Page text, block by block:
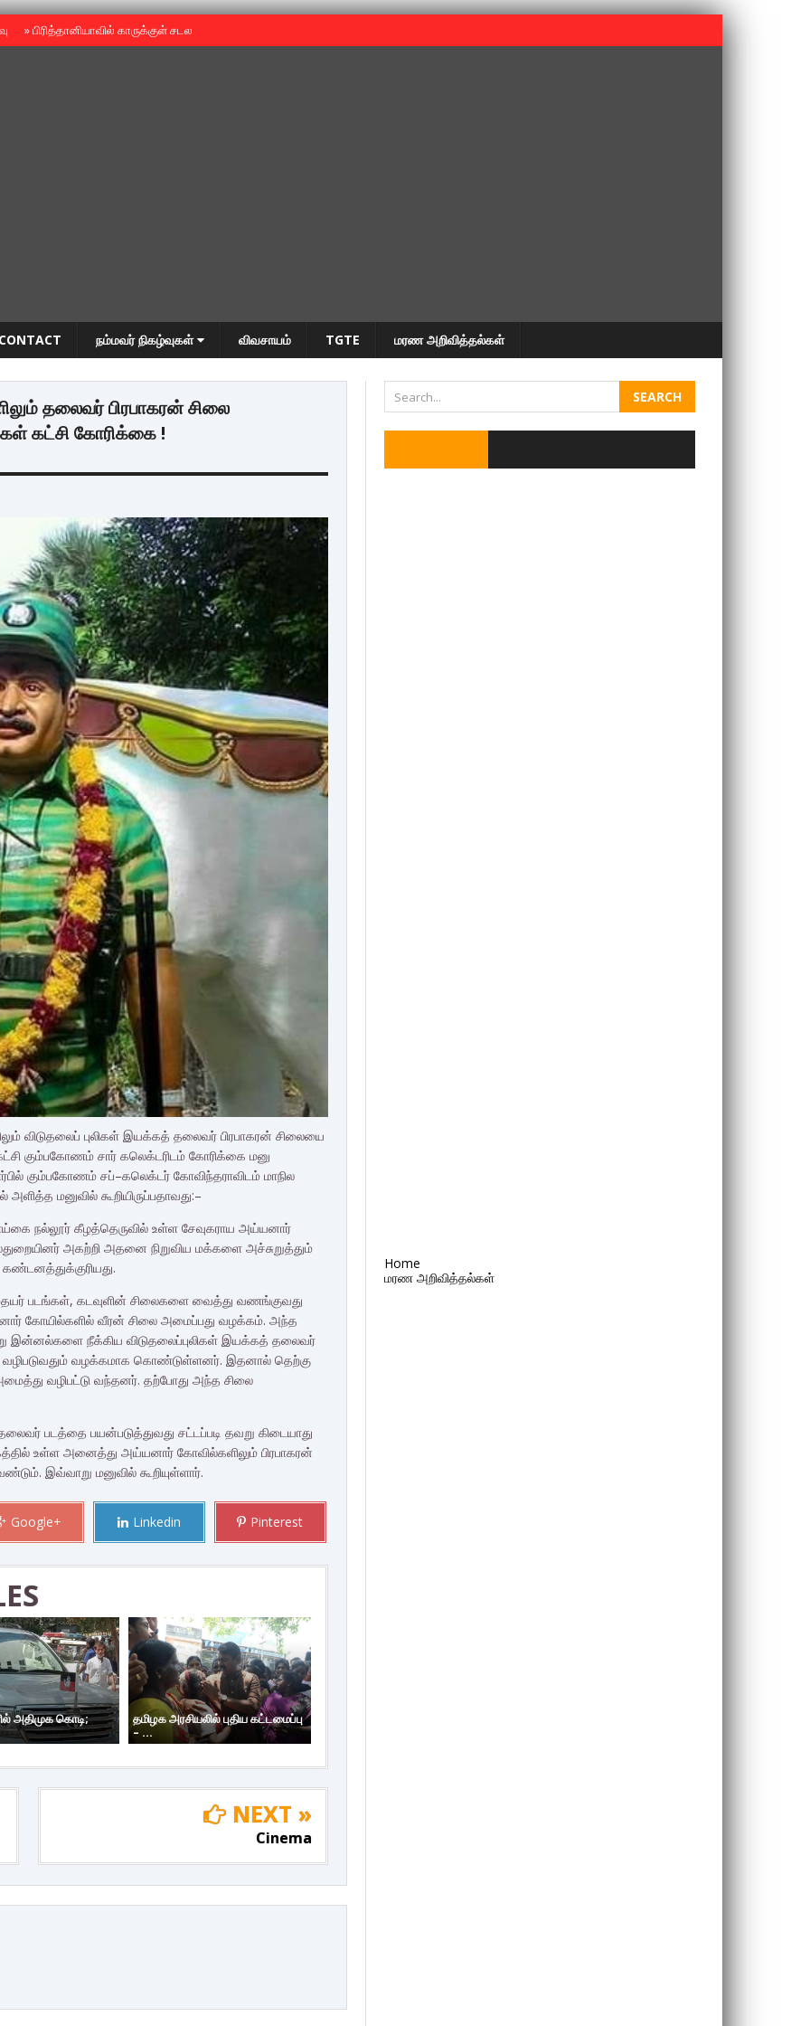
»பிரித்தானியாவில் காருக்குள் சடலம் -தமிழருடையதா ?
CONTACT நம்மவர் நிகழ்வுகள் விவசாயம் TGTE மரண அறிவித்தல்கள்
தலைவர் பிரபாகரன் சிலை
கட்சி கோரிக்கை !
விடுதலைப் புலிகள் இயக்கத் தலைவர் பிரபாகரன் சிலையை
கும்பகோணம் சார் கலெக்டரிடம் கோரிக்கை மனு
கும்பகோணம் சப்–கலெக்டர் கோவிந்தராவிடம் மாநில
மனுவில் கூறியிருப்பதாவது:–
நல்லூர் கீழத்தெருவில் உள்ள சேவுகராய அய்யனார்
அகற்றி அதனை நிறுவிய மக்களை அச்சுறுத்தும்
படங்கள், கடவுளின் சிலைகளை வைத்து வணங்குவது
கோயில்களில் வீரன் சிலை அமைப்பது வழக்கம். அந்த
இன்னல்களை நீக்கிய விடுதலைப்புலிகள் இயக்கத் தலைவர்
வழிபடுவதும் வழக்கமாக கொண்டுள்ளனர். இதனால் தெற்கு
வழிபட்டு வந்தனர். தற்போது அந்த சிலை
படத்தை பயன்படுத்துவது சட்டப்படி தவறு கிடையாது
உள்ள அனைத்து அய்யனார் கோவில்களிலும் பிரபாகரன்
இவ்வாறு மனுவில் கூறியுள்ளார்.
Google+ Linkedin Pinterest
அதிமுக கொடி;
தமிழக அரசியலில் புதிய கட்டமைப்பு
– ...
NEXT »
Cinema
Home
மரண அறிவித்தல்கள்